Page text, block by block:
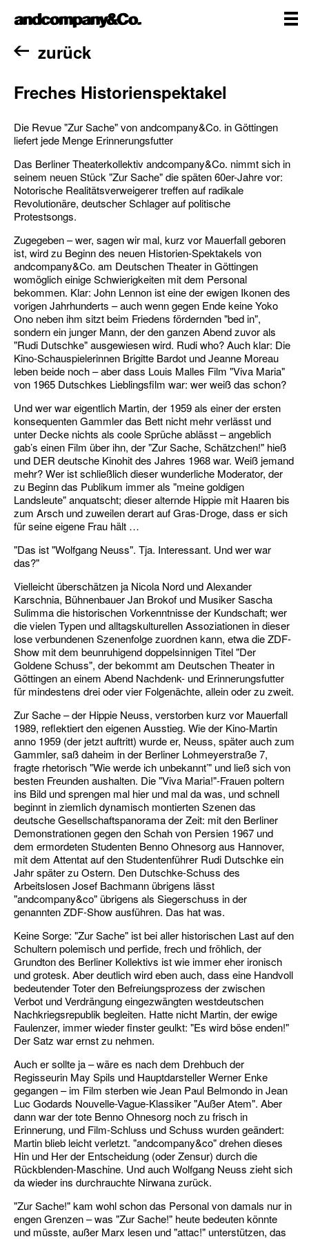
Inhalt
andcompany&Co
Homezurück
Freches Historienspektakel
Die Revue "Zur Sache" von andcompany&Co. in Göttingen
liefert jede Menge Erinnerungsfutter
Das Berliner Theaterkollektiv andcompany&Co. nimmt sich in
seinem neuen Stück "Zur Sache" die späten 60er-Jahre vor:
Notorische Realitätsverweigerer treffen auf radikale
Revolutionäre, deutscher Schlager auf politische
Protestsongs.
Zugegeben – wer, sagen wir mal, kurz vor Mauerfall geboren
ist, wird zu Beginn des neuen Historien-Spektakels von
andcompany&Co. am Deutschen Theater in Göttingen
womöglich einige Schwierigkeiten mit dem Personal
bekommen. Klar: John Lennon ist eine der ewigen Ikonen des
vorigen Jahrhunderts – auch wenn gegen Ende keine Yoko
Ono neben ihm sitzt beim Friedens fördernden "bed in",
sondern ein junger Mann, der den ganzen Abend zuvor als
"Rudi Dutschke" ausgewiesen wird. Rudi who? Auch klar: Die
Kino-Schauspielerinnen Brigitte Bardot und Jeanne Moreau
leben beide noch – aber dass Louis Malles Film "Viva Maria"
von 1965 Dutschkes Lieblingsfilm war: wer weiß das schon?
Und wer war eigentlich Martin, der 1959 als einer der ersten
konsequenten Gammler das Bett nicht mehr verlässt und
unter Decke nichts als coole Sprüche ablässt – angeblich
gab’s einen Film über ihn, der "Zur Sache, Schätzchen!" hieß
und DER deutsche Kinohit des Jahres 1968 war. Weiß jemand
mehr? Wer ist schließlich dieser wunderliche Moderator, der
zu Beginn das Publikum immer als "meine goldigen
Landsleute" anquatscht; dieser alternde Hippie mit Haaren bis
zum Arsch und zuweilen derart auf Gras-Droge, dass er sich
für seine eigene Frau hält …
"Das ist "Wolfgang Neuss". Tja. Interessant. Und wer war
das?"
Vielleicht überschätzen ja Nicola Nord und Alexander
Karschnia, Bühnenbauer Jan Brokof und Musiker Sascha
Sulimma die historischen Vorkenntnisse der Kundschaft; wer
die vielen Typen und alltagskulturellen Assoziationen in dieser
lose verbundenen Szenenfolge zuordnen kann, etwa die ZDF-
Show mit dem beunruhigend doppelsinnigen Titel "Der
Goldene Schuss", der bekommt am Deutschen Theater in
Göttingen an einem Abend Nachdenk- und Erinnerungsfutter
für mindestens drei oder vier Folgenächte, allein oder zu zweit.
Zur Sache – der Hippie Neuss, verstorben kurz vor Mauerfall
1989, reflektiert den eigenen Ausstieg. Wie der Kino-Martin
anno 1959 (der jetzt auftritt) wurde er, Neuss, später auch zum
Gammler, saß daheim in der Berliner Lohmeyerstraße 7,
fragte rhetorisch "Wie werde ich unbekannt’" und ließ sich von
besten Freunden aushalten. Die "Viva Maria!"-Frauen poltern
ins Bild und sprengen mal hier und mal da was, und schnell
beginnt in ziemlich dynamisch montierten Szenen das
deutsche Gesellschaftspanorama der Zeit: mit den Berliner
Demonstrationen gegen den Schah von Persien 1967 und
dem ermordeten Studenten Benno Ohnesorg aus Hannover,
mit dem Attentat auf den Studentenführer Rudi Dutschke ein
Jahr später zu Ostern. Den Dutschke-Schuss des
Arbeitslosen Josef Bachmann übrigens lässt
"andcompany&co" übrigens als Siegerschuss in der
genannten ZDF-Show ausführen. Das hat was.
Keine Sorge: "Zur Sache" ist bei aller historischen Last auf den
Schultern polemisch und perfide, frech und fröhlich, der
Grundton des Berliner Kollektivs ist wie immer eher ironisch
und grotesk. Aber deutlich wird eben auch, dass eine Handvoll
bedeutender Toter den Befreiungsprozess der zwischen
Verbot und Verdrängung eingezwängten westdeutschen
Nachkriegsrepublik begleiten. Hatte nicht Martin, der ewige
Faulenzer, immer wieder finster geulkt: "Es wird böse enden!"
Der Satz war ernst zu nehmen.
Auch er sollte ja – wäre es nach dem Drehbuch der
Regisseurin May Spils und Hauptdarsteller Werner Enke
gegangen – im Film sterben wie Jean Paul Belmondo in Jean
Luc Godards Nouvelle-Vague-Klassiker "Außer Atem". Aber
dann war der tote Benno Ohnesorg noch zu frisch in
Erinnerung, und Film-Schluss und Schuss wurden geändert:
Martin blieb leicht verletzt. "andcompany&co" drehen dieses
Hin und Her der Entscheidung (oder Zensur) durch die
Rückblenden-Maschine. Und auch Wolfgang Neuss zieht sich
da wieder ins durchrauchte Nirwana zurück.
"Zur Sache!" kam wohl schon das Personal von damals nur in
engen Grenzen – was "Zur Sache!" heute bedeuten könnte
und müsste, außer Marx lesen und "attac!" unterstützen, das